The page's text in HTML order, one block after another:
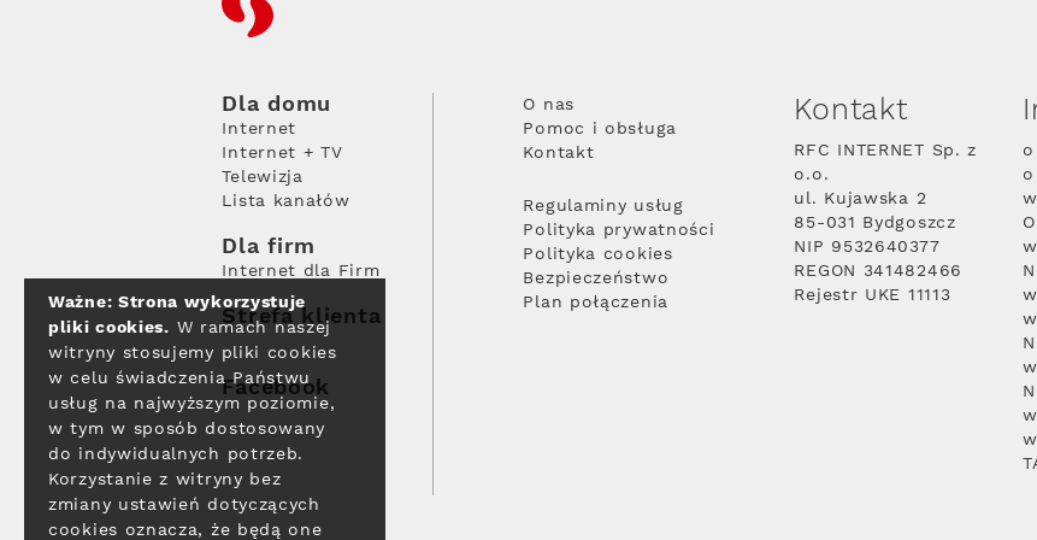
Dla domu
Internet
Internet + TV
Telewizja
Lista kanałów
Dla firm
Internet dla Firm
Strefa klienta
Facebook
O nas
Pomoc i obsługa
Kontakt
Regulaminy usług
Polityka prywatności
Polityka cookies
Bezpieczeństwo
Plan połączenia
Kontakt
RFC INTERNET Sp. z
o.o.
ul. Kujawska 2
85-031 Bydgoszcz
NIP 9532640377
REGON 341482466
Rejestr UKE 11113
o
Ważne: Strona wykorzystuje
pliki cookies. W ramach naszej
witryny stosujemy pliki cookies
w celu świadczenia Państwu
usług na najwyższym poziomie,
w tym w sposób dostosowany
do indywidualnych potrzeb.
Korzystanie z witryny bez
zmiany ustawień dotyczących
cookies oznacza, że będą one